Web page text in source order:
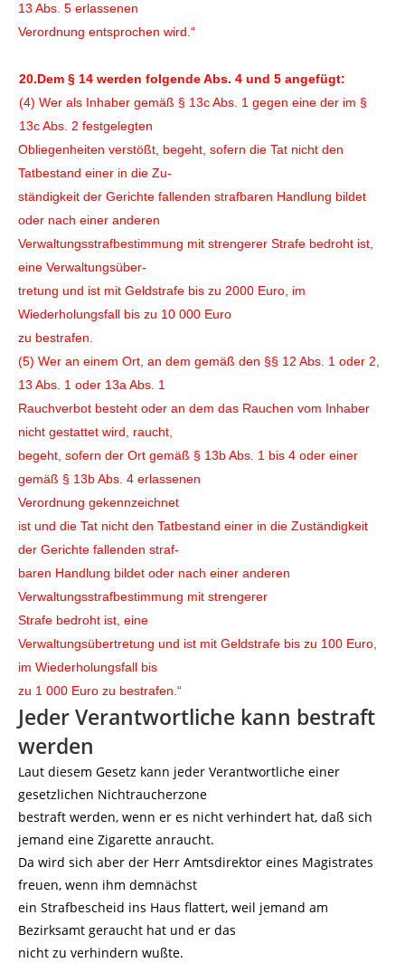
13 Abs. 5 erlassenen
Verordnung entsprochen wird.“
20.Dem § 14 werden folgende Abs. 4 und 5 angefügt:
(4) Wer als Inhaber gemäß § 13c Abs. 1 gegen eine der im §
13c Abs. 2 festgelegten
Obliegenheiten verstößt, begeht, sofern die Tat nicht den
Tatbestand einer in die Zu-
ständigkeit der Gerichte fallenden strafbaren Handlung bildet
oder nach einer anderen
Verwaltungsstrafbestimmung mit strengerer Strafe bedroht ist,
eine Verwaltungsüber-
tretung und ist mit Geldstrafe bis zu 2000 Euro, im
Wiederholungsfall bis zu 10 000 Euro
zu bestrafen.
(5) Wer an einem Ort, an dem gemäß den §§ 12 Abs. 1 oder 2,
13 Abs. 1 oder 13a Abs. 1
Rauchverbot besteht oder an dem das Rauchen vom Inhaber
nicht gestattet wird, raucht,
begeht, sofern der Ort gemäß § 13b Abs. 1 bis 4 oder einer
gemäß § 13b Abs. 4 erlassenen
Verordnung gekennzeichnet
ist und die Tat nicht den Tatbestand einer in die Zuständigkeit
der Gerichte fallenden straf-
baren Handlung bildet oder nach einer anderen
Verwaltungsstrafbestimmung mit strengerer
Strafe bedroht ist, eine
Verwaltungsübertretung und ist mit Geldstrafe bis zu 100 Euro,
im Wiederholungsfall bis
zu 1 000 Euro zu bestrafen.“
Jeder Verantwortliche kann bestraft
werden
Laut diesem Gesetz kann jeder Verantwortliche einer
gesetzlichen Nichtraucherzone
bestraft werden, wenn er es nicht verhindert hat, daß sich
jemand eine Zigarette anraucht.
Da wird sich aber der Herr Amtsdirektor eines Magistrates
freuen, wenn ihm demnächst
ein Strafbescheid ins Haus flattert, weil jemand am
Bezirksamt geraucht hat und er das
nicht zu verhindern wußte.